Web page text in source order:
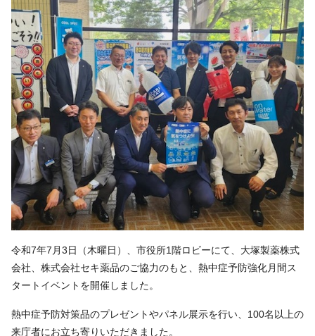
令和7年7月3日（木曜日）、市役所1階ロビーにて、大塚製薬株式
会社、株式会社セキ薬品のご協力のもと、熱中症予防強化月間ス
タートイベントを開催しました。
熱中症予防対策品のプレゼントやパネル展示を行い、100名以上の
来庁者にお立ち寄りいただきました。